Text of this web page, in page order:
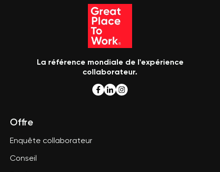
La référence mondiale de l'expérience
collaborateur.
Offre
Enquête collaborateur
Conseil